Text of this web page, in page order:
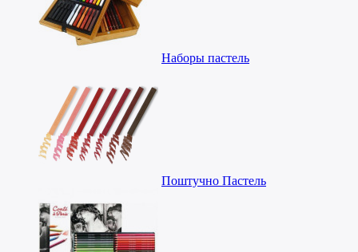
Наборы пастель
Поштучно Пастель